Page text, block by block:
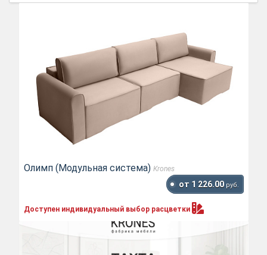
Олимп (Модульная система) Krones
от 1 226.00 руб.
Доступен индивидуальный выбор расцветки